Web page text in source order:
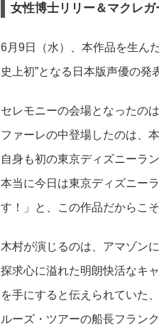
女性博士リリー＆マクレ
6月9日（水）、本作品を生ん
史上初”となる日本版声優の発
セレモニーの会場となったの
ファーレの中登場したのは、
自身も初の東京ディズニーラ
本当に今日は東京ディズニー
す！」と、この作品だからこ
木村が演じるのは、アマゾン
探求心に溢れた明朗快活なキ
を手にすると伝えられていた
ルーズ・ツアーの船長フラン